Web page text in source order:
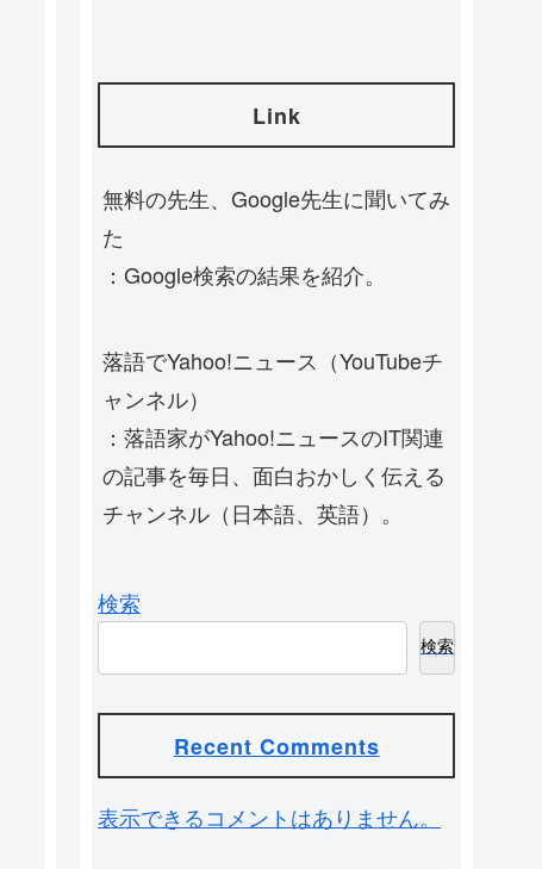
Link
無料の先生、Google先生に聞いてみ
た
：Google検索の結果を紹介。
落語でYahoo!ニュース（YouTubeチ
ャンネル）
：落語家がYahoo!ニュースのIT関連
の記事を毎日、面白おかしく伝える
チャンネル（日本語、英語）。
検索
検索
Recent Comments
表示できるコメントはありません。